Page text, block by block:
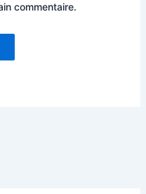
commentaire.